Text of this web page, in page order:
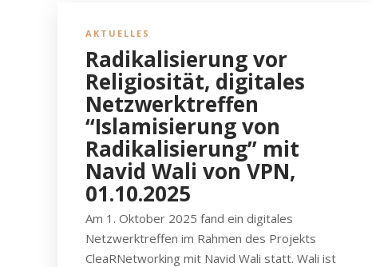
AKTUELLES
Radikalisierung vor
Religiosität, digitales
Netzwerktreffen
“Islamisierung von
Radikalisierung” mit
Navid Wali von VPN,
01.10.2025
Am 1. Oktober 2025 fand ein digitales
Netzwerktreffen im Rahmen des Projekts
CleaRNetworking mit Navid Wali statt. Wali ist